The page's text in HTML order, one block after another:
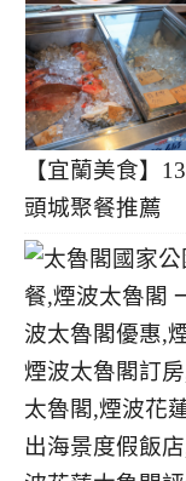
【宜蘭美食】
頭城聚餐推薦